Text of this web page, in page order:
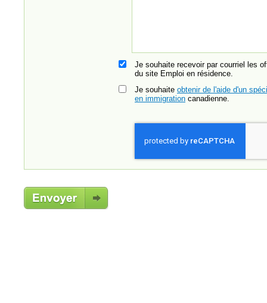
Je souhaite recevoir par courriel les
du site Emploi en résidence.
Je souhaite obtenir de l'aide d'un
en immigration canadienne.